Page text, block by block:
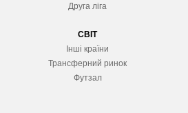
Друга ліга
СВІТ
Інші країни
Трансферний ринок
Футзал